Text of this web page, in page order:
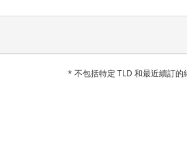
* 不包括特定 TLD 和最近續訂的